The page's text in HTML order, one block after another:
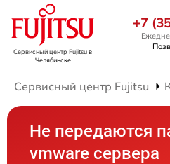
Сервисный центр Fujitsuв
Челябинске
+7
Сервисный центр Fujitsu
Не передаются
vmware сервера